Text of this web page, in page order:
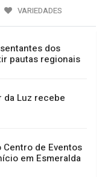
VARIEDADES
dos
pautas regionais
da Luz recebe
Centro de Eventos
em Esmeralda